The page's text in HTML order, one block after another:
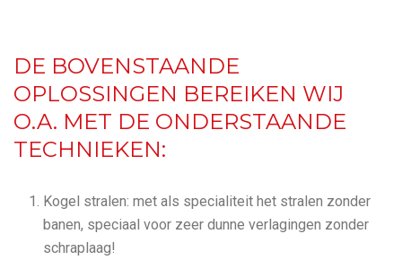
DE BOVENSTAANDE
OPLOSSINGEN BEREIKEN WIJ
O.A. MET DE ONDERSTAANDE
TECHNIEKEN:
Kogel stralen: met als specialiteit het stralen zonder
banen, speciaal voor zeer dunne verlagingen zonder
schraplaag!